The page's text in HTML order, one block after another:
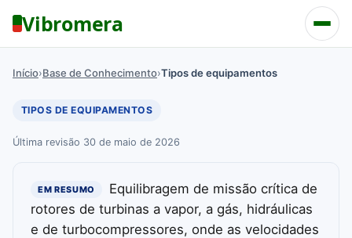
Vibromera
Início›Base de Conhecimento›Tipos de equipamentos
TIPOS DE EQUIPAMENTOS
Última revisão 30 de maio de 2026
EM RESUMO
Equilibragem de missão crítica de
rotores de turbinas a vapor, a gás, hidráulicas
e de turbocompressores, onde as velocidades